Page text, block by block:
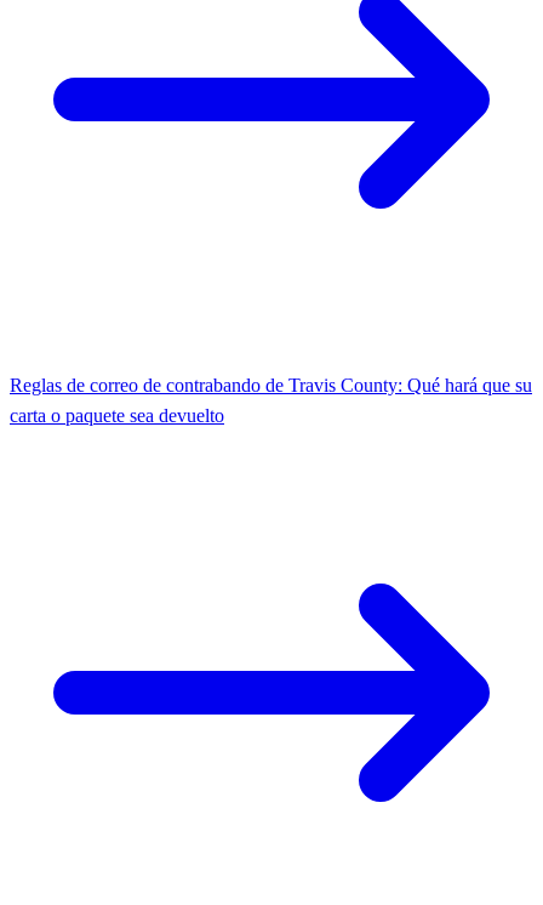
Reglas de correo de contrabando de Travis County: Qué hará que su
carta o paquete sea devuelto